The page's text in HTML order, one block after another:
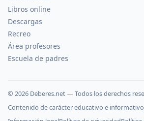
Libros online
Descargas
Recreo
Área profesores
Escuela de padres
© 2026 Deberes.net — Todos los derechos
Contenido de carácter educativo e